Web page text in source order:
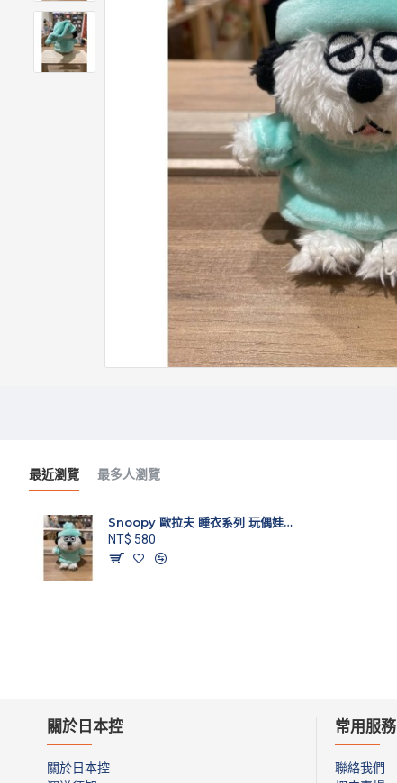
最近瀏覽 最多人瀏覽
Snoopy 歐拉夫 睡衣系列 玩偶娃娃吊飾
NT$ 580
關於日本控
關於日本控
常用服務
聯絡我們